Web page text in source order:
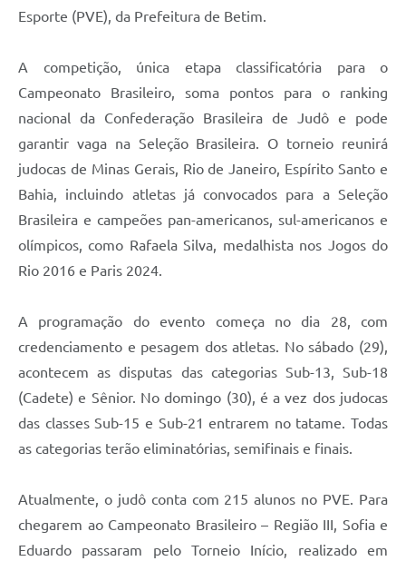
Esporte (PVE), da Prefeitura de Betim.
A competição, única etapa classificatória para o
Campeonato Brasileiro, soma pontos para o ranking
nacional da Confederação Brasileira de Judô e pode
garantir vaga na Seleção Brasileira. O torneio reunirá
judocas de Minas Gerais, Rio de Janeiro, Espírito Santo e
Bahia, incluindo atletas já convocados para a Seleção
Brasileira e campeões pan-americanos, sul-americanos e
olímpicos, como Rafaela Silva, medalhista nos Jogos do
Rio 2016 e Paris 2024.
A programação do evento começa no dia 28, com
credenciamento e pesagem dos atletas. No sábado (29),
acontecem as disputas das categorias Sub-13, Sub-18
(Cadete) e Sênior. No domingo (30), é a vez dos judocas
das classes Sub-15 e Sub-21 entrarem no tatame. Todas
as categorias terão eliminatórias, semifinais e finais.
Atualmente, o judô conta com 215 alunos no PVE. Para
chegarem ao Campeonato Brasileiro – Região III, Sofia e
Eduardo passaram pelo Torneio Início, realizado em